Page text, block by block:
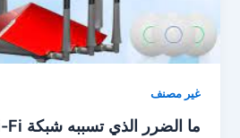
غير مصنف
ما الضرر الذي تسببه شبكة Wi-Fi لجسم الإنسان